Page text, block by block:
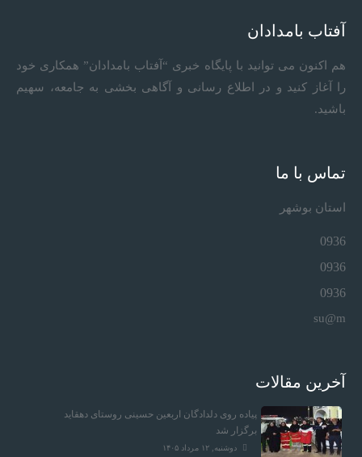
آفتاب بامدادان
هم اکنون می توانید با پایگاه خبری “آفتاب بامدادان” همکاری خود
را آغاز کنید و در اطلاع رسانی و آگاهی بخشی به جامعه، سهیم
باشید.
تماس با ما
استان بوشهر
0936
0936
0936
su@m
آخرین مقالات
پیاده روی دلدادگان اربعین حسینی روستای دهقاید
برگزار شد
دوشنبه, ۱۲ مرداد ۱۴۰۵